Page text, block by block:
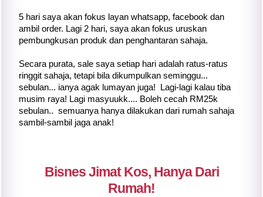
5 hari saya akan fokus layan whatsapp, facebook dan
ambil order. Lagi 2 hari, saya akan fokus uruskan
pembungkusan produk dan penghantaran sahaja.
Secara purata, sale saya setiap hari adalah ratus-ratus
ringgit sahaja, tetapi bila dikumpulkan seminggu...
sebulan... ianya agak lumayan juga! Lagi-lagi kalau tiba
musim raya! Lagi masyuukk.... Boleh cecah RM25k
sebulan.. semuanya hanya dilakukan dari rumah sahaja
sambil-sambil jaga anak!
Bisnes Jimat Kos, Hanya Dari
Rumah!